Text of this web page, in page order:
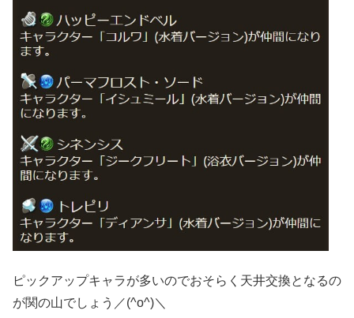
ピックアップキャラが多いのでおそらく天井交換となるの
が関の山でしょう／(^o^)＼